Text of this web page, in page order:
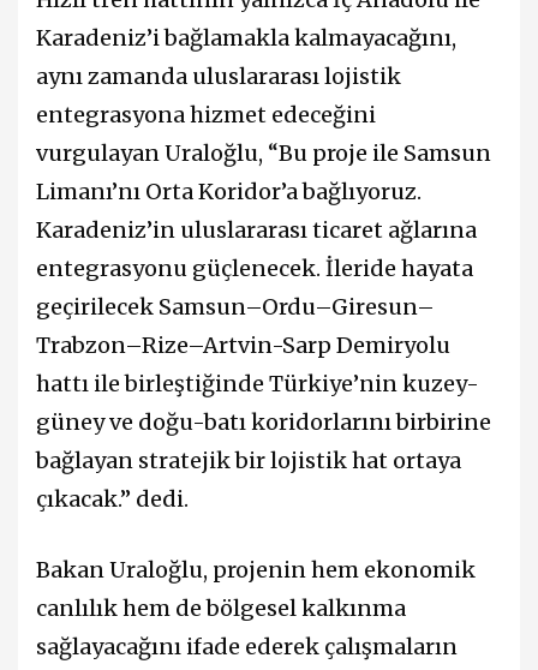
Karadeniz’i bağlamakla kalmayacağını,
aynı zamanda uluslararası lojistik
entegrasyona hizmet edeceğini
vurgulayan Uraloğlu, “Bu proje ile Samsun
Limanı’nı Orta Koridor’a bağlıyoruz.
Karadeniz’in uluslararası ticaret ağlarına
entegrasyonu güçlenecek. İleride hayata
geçirilecek Samsun–Ordu–Giresun–
Trabzon–Rize–Artvin-Sarp Demiryolu
hattı ile birleştiğinde Türkiye’nin kuzey-
güney ve doğu-batı koridorlarını birbirine
bağlayan stratejik bir lojistik hat ortaya
çıkacak.” dedi.
Bakan Uraloğlu, projenin hem ekonomik
canlılık hem de bölgesel kalkınma
sağlayacağını ifade ederek çalışmaların